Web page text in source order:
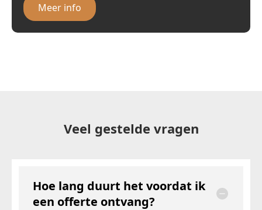
Meer info
Veel gestelde vragen
Hoe lang duurt het voordat ik
een offerte ontvang?